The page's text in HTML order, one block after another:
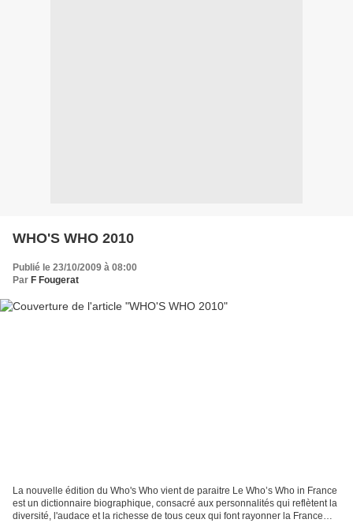
WHO'S WHO 2010
Publié le 23/10/2009 à 08:00
Par F Fougerat
La nouvelle édition du Who's Who vient de paraitre Le Who’s Who in France
est un dictionnaire biographique, consacré aux personnalités qui reflètent la
diversité, l'audace et la richesse de tous ceux qui font rayonner la France